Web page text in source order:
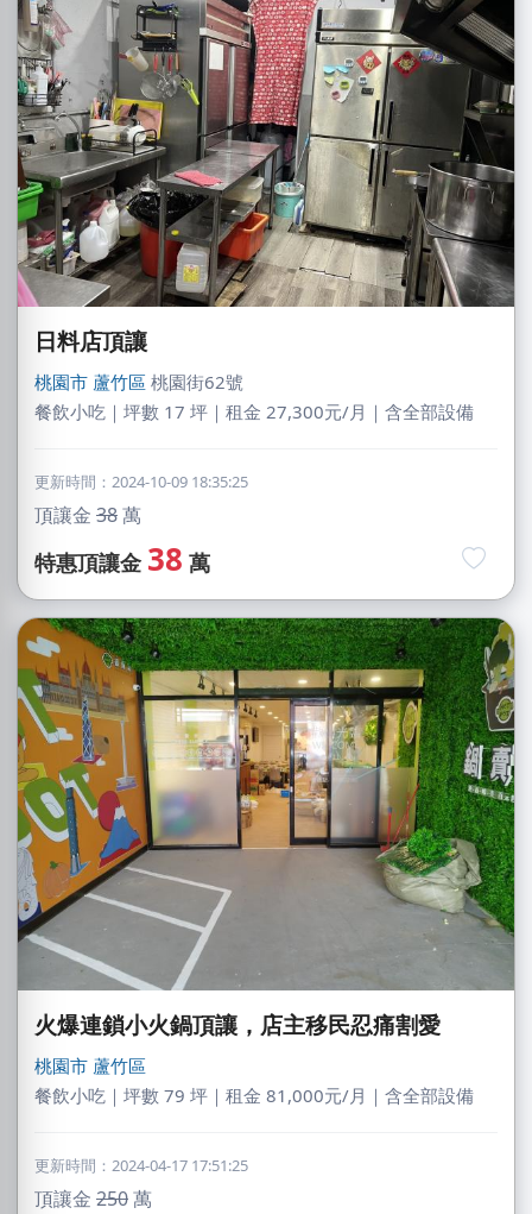
日料店頂讓
桃園市 蘆竹區 桃園街62號
餐飲小吃｜坪數 17 坪｜租金 27,300元/月｜含全部設備
更新時間：2024-10-09 18:35:25
頂讓金 38萬
特惠頂讓金 38 萬
火爆連鎖小火鍋頂讓，店主移民忍痛割愛
桃園市 蘆竹區
餐飲小吃｜坪數 79 坪｜租金 81,000元/月｜含全部設備
更新時間：2024-04-17 17:51:25
頂讓金 250萬
莊X岑